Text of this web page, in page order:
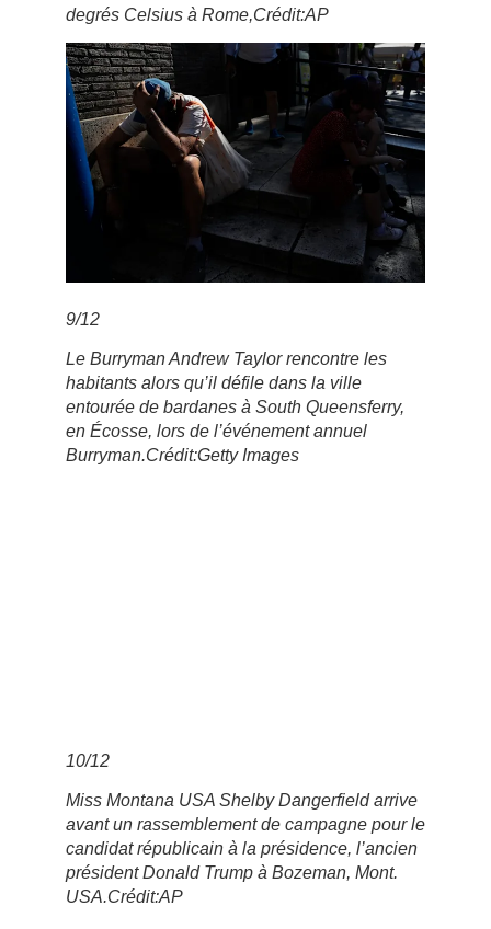
degrés Celsius à Rome,Crédit:AP
9/12
Le Burryman Andrew Taylor rencontre les
habitants alors qu’il défile dans la ville
entourée de bardanes à South Queensferry,
en Écosse, lors de l’événement annuel
Burryman.Crédit:Getty Images
10/12
Miss Montana USA Shelby Dangerfield arrive
avant un rassemblement de campagne pour le
candidat républicain à la présidence, l’ancien
président Donald Trump à Bozeman, Mont.
USA.Crédit:AP